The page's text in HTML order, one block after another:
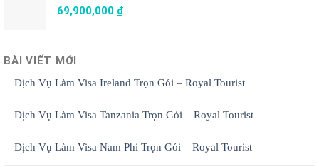
69,900,000 ₫
BÀI VIẾT MỚI
Dịch Vụ Làm Visa Ireland Trọn Gói – Royal Tourist
Dịch Vụ Làm Visa Tanzania Trọn Gói – Royal Tourist
Dịch Vụ Làm Visa Nam Phi Trọn Gói – Royal Tourist